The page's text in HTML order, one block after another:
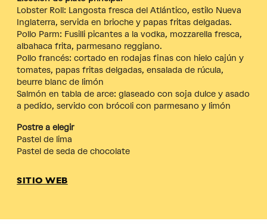
Lobster Roll: Langosta fresca del Atlántico, estilo Nueva
Inglaterra, servida en brioche y papas fritas delgadas.
Pollo Parm: Fusilli picantes a la vodka, mozzarella fresca,
albahaca frita, parmesano reggiano.
Pollo francés: cortado en rodajas finas con hielo cajún y
tomates, papas fritas delgadas, ensalada de rúcula,
beurre blanc de limón
Salmón en tabla de arce: glaseado con soja dulce y asado
a pedido, servido con brócoli con parmesano y limón
Postre a elegir
Pastel de lima
Pastel de seda de chocolate
SITIO WEB